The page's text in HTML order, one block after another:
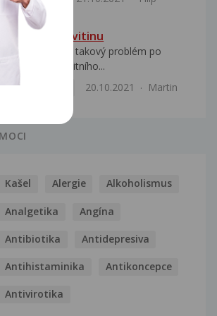
Potíže po pervitinu
Dobrý den mám takový problém po
vdechnutí nekvalitního...
Uši, nos, krk
20.10.2021 Martin
Kašel Alergie Alkoholismus
Analgetika Angína
Antibiotika Antidepresiva
Antihistaminika Antikoncepce
Antivirotika